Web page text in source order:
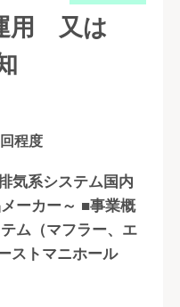
用 又は
程度
気系システム国内
ーカー～ ■事業概
ム（マフラー、エ
ストマニホール